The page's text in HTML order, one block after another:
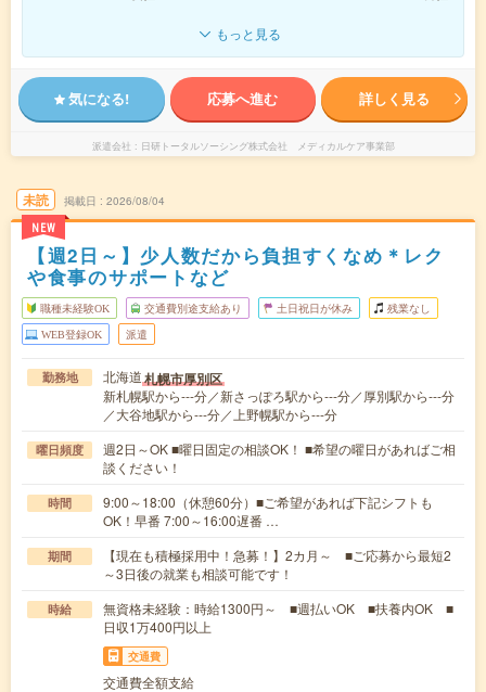
もっと見る
気になる! 応募へ進む 詳しく見る
派遣会社 日研トータルソーシング株式会社 メディカルケア事業部
未読
NEW
掲載日 2026/08/04
【週2日～】少人数だから負担すくなめ＊レク
や食事のサポートなど
職種未経験OK 交通費別途支給あり 土日祝日が休み 残業なし
WEB登録OK 派遣
勤務地 北海道札幌市厚別区
新札幌駅から---分／新さっぽろ駅から---分／厚別駅から---分
／大谷地駅から---分／上野幌駅から---分
曜日頻度
週2日～OK ■曜日固定の相談OK！ ■希望の曜日があればご相
談ください！
時間
9:00～18:00（休憩60分）■ご希望があれば下記シフトも
OK！早番 7:00～16:00遅番 …
期間
【現在も積極採用中！急募！】2カ月～ ■ご応募から最短2
～3日後の就業も相談可能です！
時給
無資格未経験：時給1300円～ ■週払いOK ■扶養内OK ■
日収1万400円以上
交通費
交通費全額支給